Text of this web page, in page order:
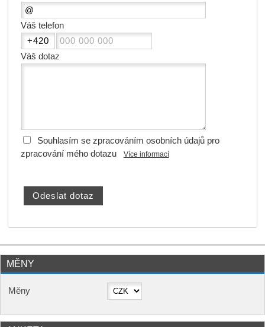
Váš telefon
Váš dotaz
Souhlasím se zpracováním osobních údajů pro
zpracování mého dotazu
Více informací
MĚNY
Měny